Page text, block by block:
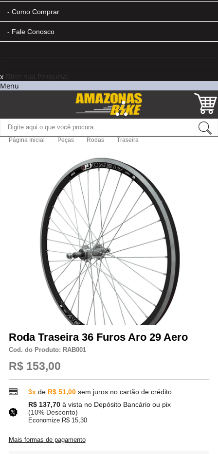
Como Comprar
Fale Conosco
x Filtre sua Pesquisa:
Menu
Página Inicial Peças Rodas Traseira
Roda Traseira 36 Furos Aro 29 Aero
Cod. do Produto: RAB001
R$ 153,00
3xde R$ 51,00 sem juros no cartão de crédito
R$ 137,70 à vista no Depósito Bancário ou pix
(10% Desconto)
Economize R$ 15,30
Mais formas de pagamento